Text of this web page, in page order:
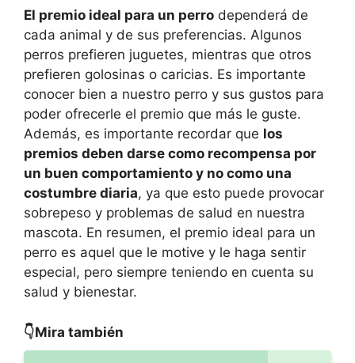
El premio ideal para un perro dependerá de
cada animal y de sus preferencias. Algunos
perros prefieren juguetes, mientras que otros
prefieren golosinas o caricias. Es importante
conocer bien a nuestro perro y sus gustos para
poder ofrecerle el premio que más le guste.
Además, es importante recordar que los
premios deben darse como recompensa por
un buen comportamiento y no como una
costumbre diaria, ya que esto puede provocar
sobrepeso y problemas de salud en nuestra
mascota. En resumen, el premio ideal para un
perro es aquel que le motive y le haga sentir
especial, pero siempre teniendo en cuenta su
salud y bienestar.
👇Mira también